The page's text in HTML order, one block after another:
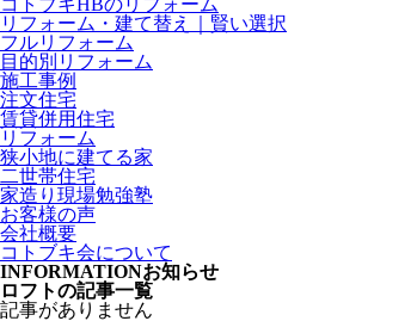
コトブキHBのリフォーム
リフォーム・建て替え｜賢い選択
フルリフォーム
目的別リフォーム
施工事例
注文住宅
賃貸併用住宅
リフォーム
狭小地に建てる家
二世帯住宅
家造り現場勉強塾
お客様の声
会社概要
コトブキ会について
INFORMATIONお知らせ
ロフトの記事一覧
記事がありません